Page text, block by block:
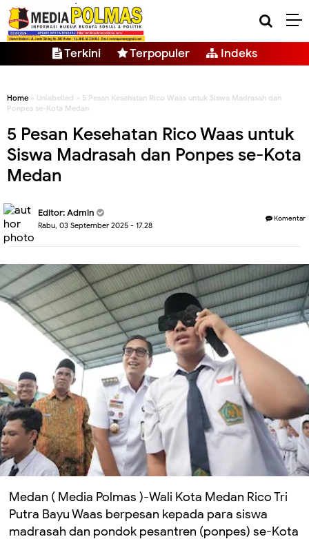
Terkini Terpopuler Indeks
Home » Unlabelled » 5 Pesan Kesehatan Rico Waas untuk Siswa Madrasah dan
Ponpes se-Kota Medan
5 Pesan Kesehatan Rico Waas untuk
Siswa Madrasah dan Ponpes se-Kota
Medan
Editor: Admin
Rabu, 03 September 2025 - 17.28
Komentar
Medan ( Media Polmas )-Wali Kota Medan Rico Tri
Putra Bayu Waas berpesan kepada para siswa
madrasah dan pondok pesantren (ponpes) se-Kota